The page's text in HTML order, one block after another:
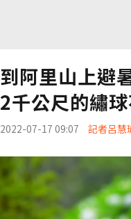
到阿里山上避
2千公尺的繡
2022-07-17 09:07 記者呂慧